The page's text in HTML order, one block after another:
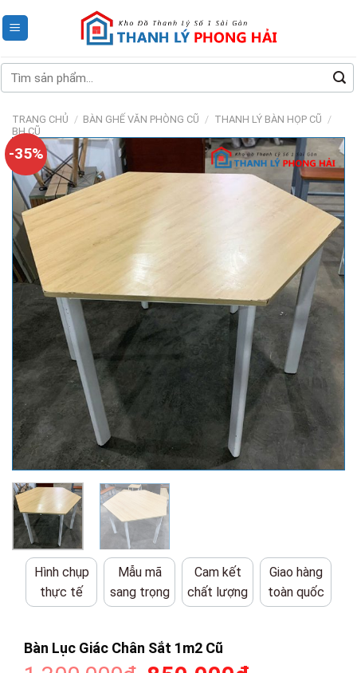
to
Tìm
kiếm:
TRANG CHỦ / BÀN GHẾ VĂN PHÒNG CŨ / THANH LÝ BÀN HỌP CŨ /
BH CŨ
-35%
Hình chụp
thực tế
Mẫu mã
sang trọng
Cam kết
chất lượng
Giao hàng
toàn quốc
Bàn Lục Giác Chân Sắt 1m2 Cũ